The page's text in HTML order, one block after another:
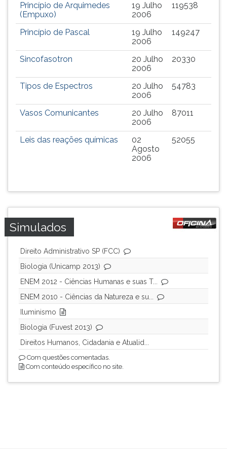
instrução
novamente.
Princípio de Arquimedes
(Empuxo)
19 Julho
2006
119538
Princípio de Pascal
19 Julho
2006
149247
Sincofasotron
20 Julho
2006
20330
Tipos de Espectros
20 Julho
2006
54783
Vasos Comunicantes
20 Julho
2006
87011
Leis das reações químicas
02
Agosto
2006
52055
Simulados
Direito Administrativo SP (FCC)
Biologia (Unicamp 2013)
ENEM 2012 - Ciências Humanas e suas T...
ENEM 2010 - Ciências da Natureza e su...
Iluminismo
Biologia (Fuvest 2013)
Direitos Humanos, Cidadania e Atualid...
Com questões comentadas.
Com conteúdo específico no site.